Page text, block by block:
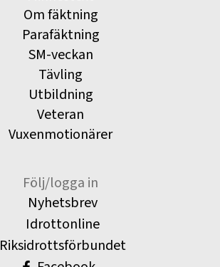
Om fäktning
Parafäktning
SM-veckan
Tävling
Utbildning
Veteran
Vuxenmotionärer
Följ/logga in
Nyhetsbrev
Idrottonline
Riksidrottsförbundet